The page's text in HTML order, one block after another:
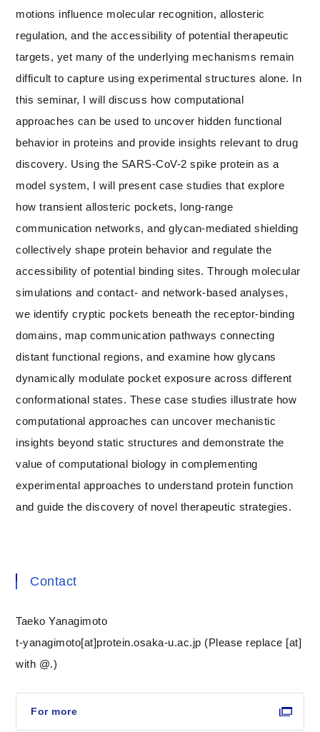
motions influence molecular recognition, allosteric
regulation, and the accessibility of potential therapeutic
targets, yet many of the underlying mechanisms remain
difficult to capture using experimental structures alone. In
this seminar, I will discuss how computational
approaches can be used to uncover hidden functional
behavior in proteins and provide insights relevant to drug
discovery. Using the SARS-CoV-2 spike protein as a
model system, I will present case studies that explore
how transient allosteric pockets, long-range
communication networks, and glycan-mediated shielding
collectively shape protein behavior and regulate the
accessibility of potential binding sites. Through molecular
simulations and contact- and network-based analyses,
we identify cryptic pockets beneath the receptor-binding
domains, map communication pathways connecting
distant functional regions, and examine how glycans
dynamically modulate pocket exposure across different
conformational states. These case studies illustrate how
computational approaches can uncover mechanistic
insights beyond static structures and demonstrate the
value of computational biology in complementing
experimental approaches to understand protein function
and guide the discovery of novel therapeutic strategies.
Contact
Taeko Yanagimoto
t-yanagimoto[at]protein.osaka-u.ac.jp (Please replace [at]
with @.)
For more